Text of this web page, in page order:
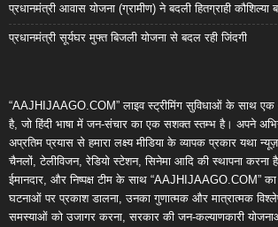
प्रधानमंत्री आवास योजना (ग्रामीण) ने बदली हितग्राही कौशिल्या
प्रधानमंत्री सूर्यघर मुफ्त बिजली योजना से बदल रही जिंदगी
“AAJHIJAAGO.COM” लाइव स्ट्रीमिंग सुविधाओं के साथ एक
है, जो हिंदी भाषा में जन-संचार का एक सशक्त स्तम्भ है। अपने
अप्रतिम प्रयास से हमारा लक्ष्य मीडिया के व्यापक प्रकार यथा
चैनलों, टेलीविजन, रेडियो स्टेशन, सिनेमा आदि की स्थापना करना
ईमानदार, और निष्पक्ष टीम के साथ “AAJHIJAAGO.COM” का
घटनाओं पर प्रकाश डालना, उनका गुणात्मक और मात्रात्मक
समस्याओं को उजागर करना, सरकार की जन-कल्याणकारी